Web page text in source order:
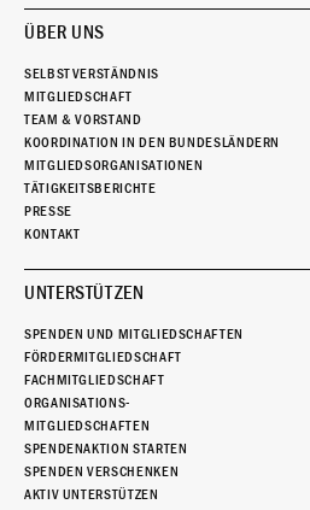
ÜBER UNS
SELBSTVERSTÄNDNIS
MITGLIEDSCHAFT
TEAM & VORSTAND
KOORDINATION IN DEN BUNDESLÄNDERN
MITGLIEDSORGANISATIONEN
TÄTIGKEITSBERICHTE
PRESSE
KONTAKT
UNTERSTÜTZEN
SPENDEN UND MITGLIEDSCHAFTEN
FÖRDERMITGLIEDSCHAFT
FACHMITGLIEDSCHAFT
ORGANISATIONS-
MITGLIEDSCHAFTEN
SPENDENAKTION STARTEN
SPENDEN VERSCHENKEN
AKTIV UNTERSTÜTZEN